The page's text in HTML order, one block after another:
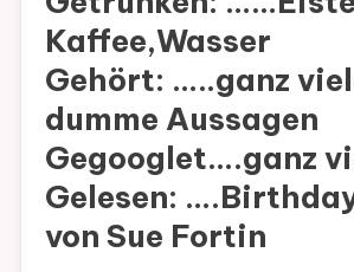
Kaffee,Wasser
Gehört: …..ganz
dumme Aussagen
Gegooglet….ganz
Gelesen:
von Sue Fortin